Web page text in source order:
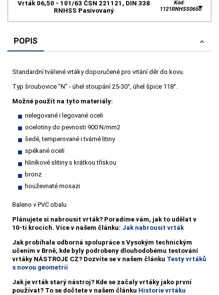
Vrták 06,50 - 101/63 ČSN 221121, DIN 338
RNHSS Pasivovaný
Kód:
1121RNHSS0650
POPIS
Standardní tvářené vrtáky doporučené pro vrtání děr do kovu.
Typ šroubovice "N" - úhel stoupání 25-30°, úhel špice 118°.
Možné použít na tyto materiály:
nelegované i legované oceli
ocelotiny do pevnosti 900 N/mm2
šedé, temperované i tvárné litiny
spékané oceli
hliníkové slitiny s krátkou třískou
bronz
houževnaté mosazi
Baleno v PVC obalu
Plánujete si nabrousit vrták? Poradíme vám, jak to udělat v
10-ti krocích. Více v našem článku: Jak nabrousit vrták
Jak probíhala odborná spolupráce s Vysokým technickým
učením v Brně, kde byly podrobeny dlouhodobému testování
vrtáky NÁSTROJE CZ? Dozvíte se v našem článku Testy vrtáků
s novou geometrií
Jak je vrták starý nástroj? Kde se začaly vrtáky jako první
používat? To se dočtete v našem článku Historie vrtáku